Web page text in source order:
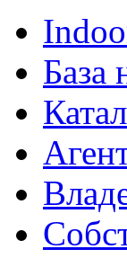
База